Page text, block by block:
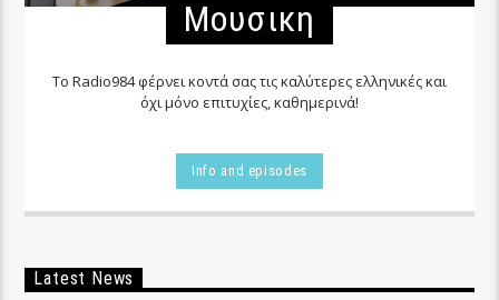
Μουσικη
Το Radio984 φέρνει κοντά σας τις καλύτερες ελληνικές και
όχι μόνο επιτυχίες, καθημερινά!
Info and episodes
Latest News